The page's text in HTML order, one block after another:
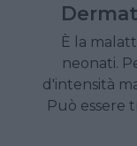
È la
neonati.
d'intensità
Può essere